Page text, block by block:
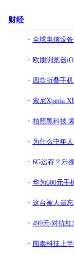
财经
全球电信设备市场排名：
欧朋浏览器iOS
四款折叠手机，现货
索尼Xperia X
拍照黑科技 索
为什么中年人喜欢用华
6G运存？乐
华为600元手机哪款强华为
这台被人遗忘的诺基亚
499元/对抗红
闻泰科技上半年智能手